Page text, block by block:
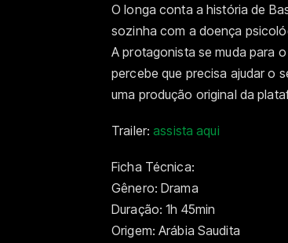
O longa conta a história de
sozinha com a doença
A protagonista se muda para
percebe que precisa ajudar o
uma produção original da
Trailer:assista aqui
Ficha Técnica:
Gênero: Drama
Duração: 1h 45min
Origem: Arábia Saudita